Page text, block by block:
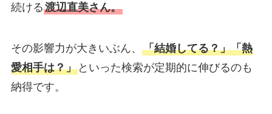
続ける渡辺直美さん。
その影響力が大きいぶん、 「結婚してる？」「熱
愛相手は？」といった検索が定期的に伸びるのも
納得です。